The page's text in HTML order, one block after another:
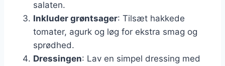
salaten.
Inkluder grøntsager: Tilsæt hakkede
tomater, agurk og løg for ekstra smag og
sprødhed.
Dressingen: Lav en simpel dressing med